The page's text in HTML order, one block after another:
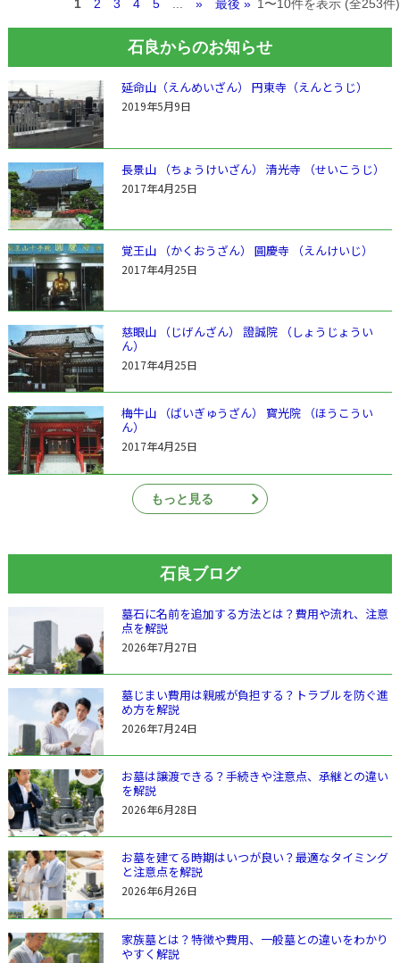
1 2 3 4 5 ... » 最後 » 1〜10件を表示 (全253件)
石良からのお知らせ
延命山（えんめいざん） 円東寺（えんとうじ）
2019年5月9日
長景山 （ちょうけいざん） 清光寺 （せいこうじ）
2017年4月25日
覚王山 （かくおうざん） 圓慶寺 （えんけいじ）
2017年4月25日
慈眼山 （じげんざん） 證誠院 （しょうじょうい
ん）
2017年4月25日
梅牛山 （ばいぎゅうざん） 寳光院 （ほうこうい
ん）
2017年4月25日
もっと見る
石良ブログ
墓石に名前を追加する方法とは？費用や流れ、注意
点を解説
2026年7月27日
墓じまい費用は親戚が負担する？トラブルを防ぐ進
め方を解説
2026年7月24日
お墓は譲渡できる？手続きや注意点、承継との違い
を解説
2026年6月28日
お墓を建てる時期はいつが良い？最適なタイミング
と注意点を解説
2026年6月26日
家族墓とは？特徴や費用、一般墓との違いをわかり
やすく解説